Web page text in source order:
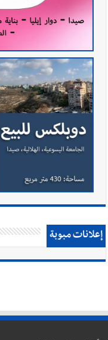
إعلانات مبوبة